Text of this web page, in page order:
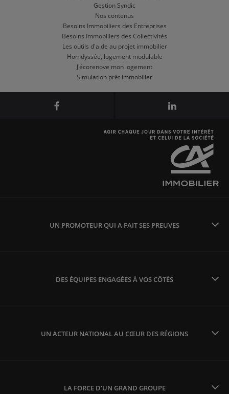
Gestion Syndic
Nos contenus
Besoins Immobiliers des Entreprises
Besoins Immobiliers des Collectivités
Les outils d'aide au projet immobilier
Homdyssée, logement modulable
J'écorenove mon logement
Simulation prêt immobilier
UN PROMOTEUR QUI A FAIT SES PREUVES
DES ÉQUIPES ENGAGÉES À VOS CÔTÉS
UN ACTEUR NATIONAL AU CŒUR DES RÉGIONS
LA FORCE D'UN GRAND GROUPE